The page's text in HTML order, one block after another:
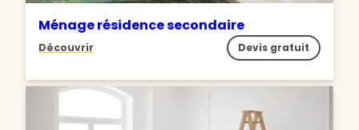
Ménage résidence secondaire
Découvrir Devis gratuit